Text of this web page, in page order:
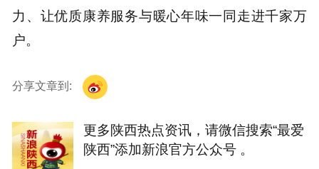
力、让优质康养服务与暖心年味一同走进千家万
户。
分享文章到:
更多陕西热点资讯，请微信搜索“最爱
陕西”添加新浪官方公众号 。